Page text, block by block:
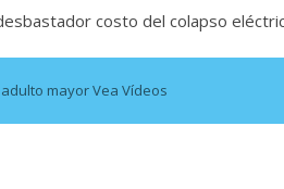
Por Dayana Cristina Duzoglou L.
apagones y promesas
de derechos humanos en el
un mercado impulsado por el
mayor Vea Vídeos